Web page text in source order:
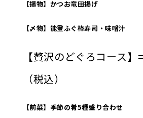
【揚物】かつお竜田揚げ
【〆物】能登ふぐ棒寿司・味噌汁
【贅沢のどぐろコース
（税込）
【前菜】季節の肴5種盛り合わせ